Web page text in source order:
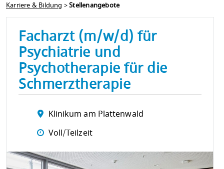
Karriere & Bildung >Stellenangebote
Facharzt (m/w/d) für
Psychiatrie und
Psychotherapie für die
Schmerztherapie
Klinikum am Plattenwald
Voll/Teilzeit